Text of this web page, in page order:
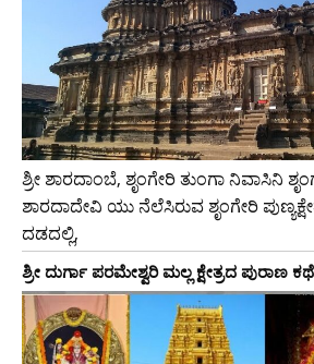
ಶ್ರೀ ಶಾರದಾಂಬೆ, ಶೃಂಗೇರಿ ತುಂಗಾ ನಿವಾಸಿನಿ
ಶಾರದಾದೇವಿ ಯು ನೆಲೆಸಿರುವ ಶೃಂಗೇರಿ
ದಡದಲ್ಲಿ,
ಶ್ರೀ ದುರ್ಗಾ ಪರಮೇಶ್ವರಿ ಮಲ್ಲ ಕ್ಷೇತ್ರದ ಪುರಾಣ